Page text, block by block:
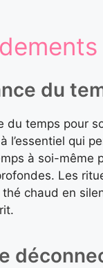
du
temps pour
l’essentiel qui
à soi-même
Les
chaud en